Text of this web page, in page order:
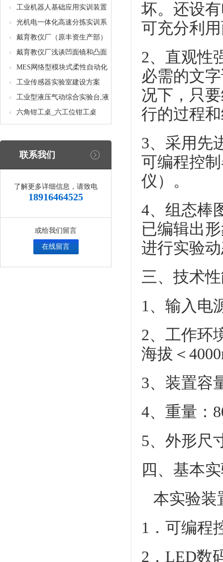
学多功能考核实验实训设备
工业机器人基础应用实训装置
台_工业机器人基础应用实训考
核设备
光机电一体化高速分拣实训系
统_光机电一体化高速分拣实验
实训设备
戴育教仪厂（原丰资生产部）
助力春季高教仪器展
戴育教仪厂浅谈凹面镜和凸面
镜的区别之处
MES网络型模块式柔性自动化
生产线实验系统(八站)_模块柔
性自动化生产线教学实训设备
工业传感器实验室建设方案
工业型液压气动综合实验台,液
压气动综合实训台
六角钳工桌_六工位钳工桌
联系我们
了解更多详细信息，请致电
18916464525
或给我们留言
在线留言
坏。还设
可充分利
2、直观性
必需的文
况下，只
行的过程
3、采用先
可编程控
仪）。
4、组态棒
已编辑出
进行实验
三、技术
1、输入电
2、工作环
海拔＜
3、装置容
4、重量：
5、外形尺
四、基本
本实验装
1．可编程
2．LED数